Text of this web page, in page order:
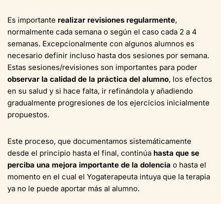
Es importante realizar revisiones regularmente,
normalmente cada semana o según el caso cada 2 a 4
semanas. Excepcionalmente con algunos alumnos es
necesario definir incluso hasta dos sesiones por semana.
Estas sesiones/revisiones son importantes para poder
observar la calidad de la práctica del alumno, los efectos
en su salud y si hace falta, ir refinándola y añadiendo
gradualmente progresiones de los ejercicios inicialmente
propuestos.
Este proceso, que documentamos sistemáticamente
desde el principio hasta el final, continúa hasta que se
perciba una mejora importante de la dolencia o hasta el
momento en el cual el Yogaterapeuta intuya que la terapia
ya no le puede aportar más al alumno.